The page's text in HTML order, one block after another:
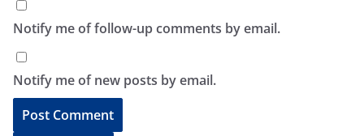
Notify me of follow-up comments by email.
Notify me of new posts by email.